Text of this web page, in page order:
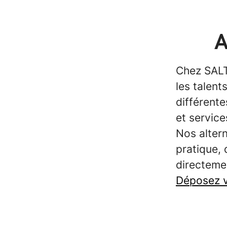
Chez
les
et
Nos
pratique,
Déposez